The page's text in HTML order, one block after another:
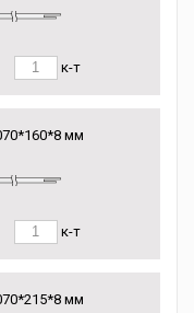
к-т
мм
к-т
мм